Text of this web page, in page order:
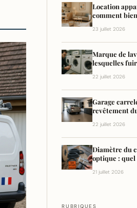
Location
comment
23 juillet 2026
Marque de
lesquelles
22 juillet 2026
Garage
revêtement
22 juillet 2026
Diamètre du
optique : quel
21 juillet 2026
RUBRIQUES